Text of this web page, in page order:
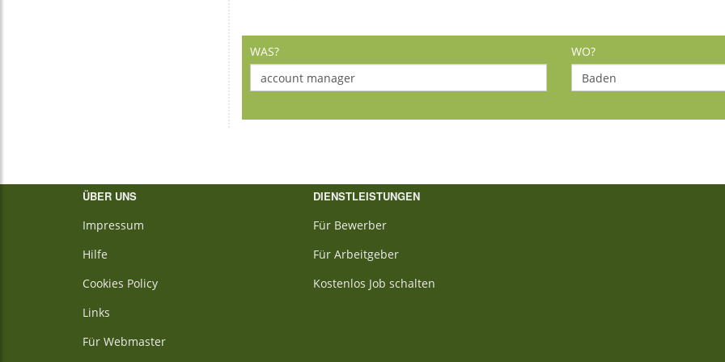
WAS?
WO?
ÜBER UNS
Impressum
Hilfe
Cookies Policy
Links
Für Webmaster
DIENSTLEISTUNGEN
Für Bewerber
Für Arbeitgeber
Kostenlos Job schalten